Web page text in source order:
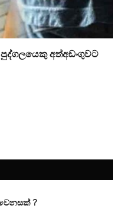
අත්අඩංගුවට
?